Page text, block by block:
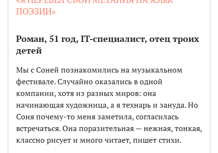
ПОЭЗИИ»
Роман, 51 год, IT-специалист, отец троих
детей
Мы с Соней познакомились на музыкальном
фестивале. Случайно оказались в одной
компании, хотя из разных миров: она
начинающая художница, а я технарь и зануда. Но
Соня почему-то меня заметила, согласилась
встречаться. Она поразительная — нежная, тонкая,
классно рисует и много читает, пишет стихи.